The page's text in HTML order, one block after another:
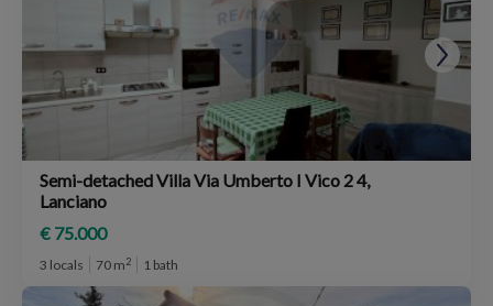
Semi-detached Villa Via Umberto I Vico 2 4,
Lanciano
€ 75.000
3 locals 70 m2 1 bath